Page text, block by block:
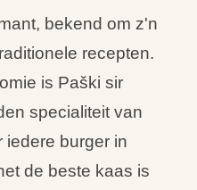
bekend om z'n
recepten.
is Paški sir
specialiteit van
burger in
de beste kaas is